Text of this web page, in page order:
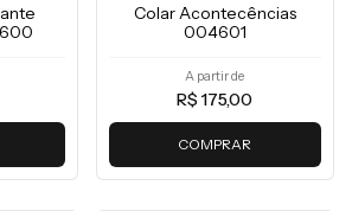
Colar Acontecências
004601
A partir de
R$ 175,00
COMPRAR